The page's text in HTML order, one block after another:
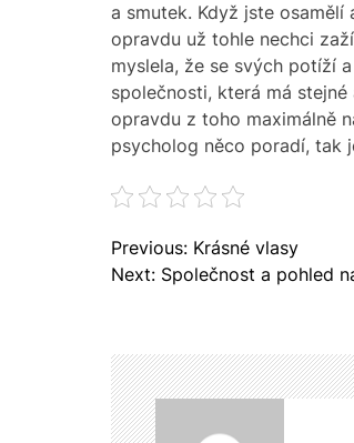
a smutek. Když jste
opravdu už tohle nechci
myslela, že se svých potíží
společnosti, která má
opravdu z toho maximálně
psycholog něco poradí, tak
N
a
g
a
c
e
Previous: Krásné vlasy
Next: Společnost a pohled